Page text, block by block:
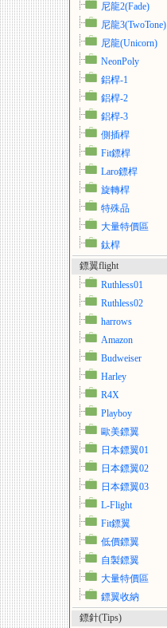
尼龍2(Fade)
尼龍3(TwoTone)
尼龍(Unicorn)
NeonPoly
鋁桿-1
鋁桿-2
鋁桿-3
側插桿
Fit鏢桿
Laro鏢桿
旋轉桿
特殊品
大量特價區
鈦桿
鏢翼flight
Ruthless01
Ruthless02
harrows
Amazon
Budweiser
Harley
R4X
Playboy
歐美鏢翼
日本鏢翼01
日本鏢翼02
日本鏢翼03
L-Flight
Fit鏢翼
低價鏢翼
自製鏢翼
大量特價區
鏢翼收納
鏢針(Tips)